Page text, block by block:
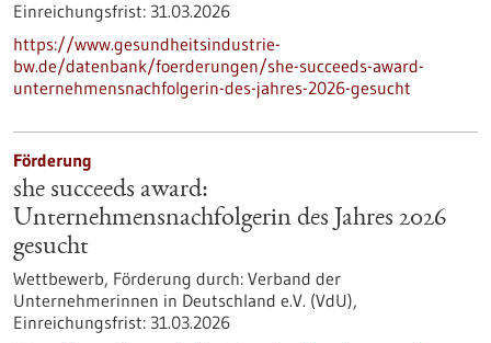
Einreichungsfrist: 31.03.2026
https://www.gesundheitsindustrie-
bw.de/datenbank/foerderungen/she-succeeds-award-
unternehmensnachfolgerin-des-jahres-2026-gesucht
Förderung
she succeeds award:
Unternehmensnachfolgerin des Jahres 2026
gesucht
Wettbewerb, Förderung durch: Verband der
Unternehmerinnen in Deutschland e.V. (VdU),
Einreichungsfrist: 31.03.2026